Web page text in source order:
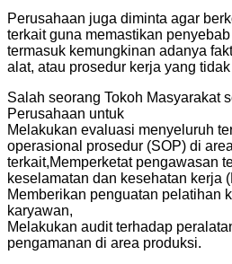
Perusahaan juga diminta agar
terkait guna memastikan
termasuk kemungkinan adanya
alat, atau prosedur kerja yang
Salah seorang Tokoh Masyarakat
Perusahaan untuk
Melakukan evaluasi menyeluruh
operasional prosedur (SOP) di
terkait,Memperketat pengawasan
keselamatan dan kesehatan kerja
Memberikan penguatan pelatihan
karyawan,
Melakukan audit terhadap
pengamanan di area produksi.